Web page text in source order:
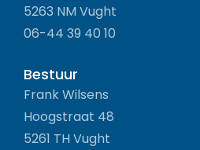
5263 NM Vught
06-44 39 40 10
Bestuur
Frank Wilsens
Hoogstraat 48
5261 TH Vught